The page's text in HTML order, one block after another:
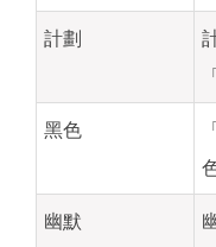
計劃
黑色
幽默